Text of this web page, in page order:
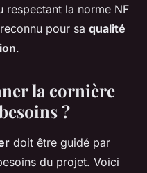
respectant la norme NF
pour sa qualité
.
la cornière
?
doit être guidé par
du projet. Voici